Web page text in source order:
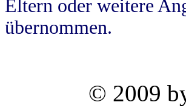
Eltern oder weitere
übernommen.
© 2009